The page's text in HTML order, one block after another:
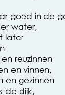
goed in de
water,
later
reuzinnen
en vinnen,
en gezinnen
de dijk,